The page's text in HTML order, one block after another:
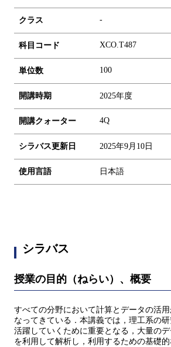
クラス -
科目コード XCO.T487
単位数 100
開講時期 2025年度
開講クォーター 4Q
シラバス更新日 2025年9月10日
使用言語 日本語
シラバス
授業の目的（ねらい）、概要
すべての分野において計算とデータの活
なってきている．本講義では，理工系の
活躍していくために重要となる，大量の
を利用して解析し，利用するための基礎的